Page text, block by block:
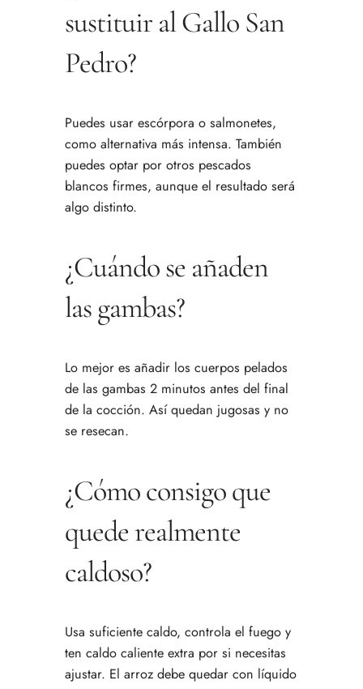
sustituir al Gallo San
Pedro?
Puedes usar escórpora o salmonetes,
como alternativa más intensa. También
puedes optar por otros pescados
blancos firmes, aunque el resultado será
algo distinto.
¿Cuándo se añaden
las gambas?
Lo mejor es añadir los cuerpos pelados
de las gambas 2 minutos antes del final
de la cocción. Así quedan jugosas y no
se resecan.
¿Cómo consigo que
quede realmente
caldoso?
Usa suficiente caldo, controla el fuego y
ten caldo caliente extra por si necesitas
ajustar. El arroz debe quedar con líquido